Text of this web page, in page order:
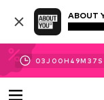
ABOUT
03J 00H 49M 36 S